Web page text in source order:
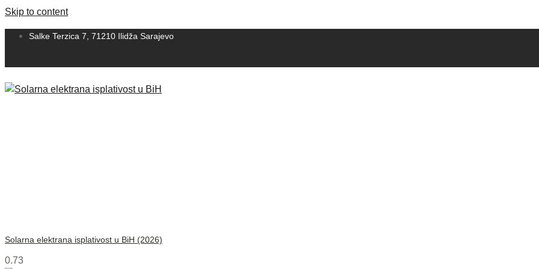
Skip to content
Salke Terzica 7, 71210 Ilidža Sarajevo
Solarna elektrana isplativost u BiH (2026)